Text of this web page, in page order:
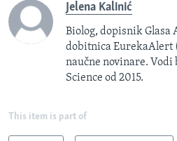
Jelena Kalinić
Biolog, dopisnik Glasa
dobitnica EurekaAlert
naučne novinare. Vodi
Science od 2015.
This item is part of